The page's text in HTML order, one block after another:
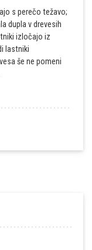
s perečo težavo;
dupla v drevesih
izločajo iz
lastniki
še ne pomeni